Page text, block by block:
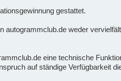
gestattet.
weder
eine technische
auf ständige Verfügbarkeit